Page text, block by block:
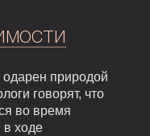
природой
говорят, что
во время
ходе